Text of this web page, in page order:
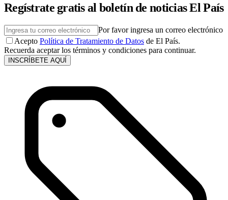
Regístrate gratis al boletín de noticias El País
Por favor ingresa un correo electrónico
Acepto Política de Tratamiento de Datos de El País.
Recuerda aceptar los términos y condiciones para continuar.
INSCRÍBETE AQUÍ